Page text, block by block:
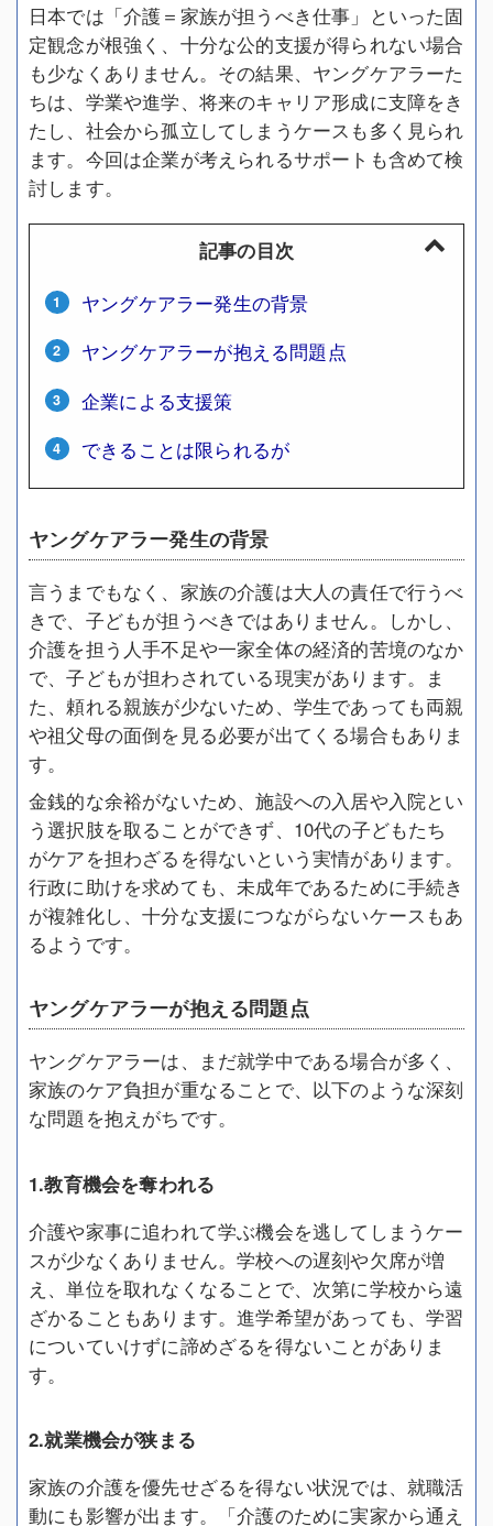
日本では「介護＝家族が担うべき仕事」といった固
定観念が根強く、十分な公的支援が得られない場合
も少なくありません。その結果、ヤングケアラーた
ちは、学業や進学、将来のキャリア形成に支障をき
たし、社会から孤立してしまうケースも多く見られ
ます。今回は企業が考えられるサポートも含めて検
討します。
記事の目次
ヤングケアラー発生の背景
ヤングケアラーが抱える問題点
企業による支援策
できることは限られるが
ヤングケアラー発生の背景
言うまでもなく、家族の介護は大人の責任で行うべ
きで、子どもが担うべきではありません。しかし、
介護を担う人手不足や一家全体の経済的苦境のなか
で、子どもが担わされている現実があります。ま
た、頼れる親族が少ないため、学生であっても両親
や祖父母の面倒を見る必要が出てくる場合もありま
す。
金銭的な余裕がないため、施設への入居や入院とい
う選択肢を取ることができず、10代の子どもたち
がケアを担わざるを得ないという実情があります。
行政に助けを求めても、未成年であるために手続き
が複雑化し、十分な支援につながらないケースもあ
るようです。
ヤングケアラーが抱える問題点
ヤングケアラーは、まだ就学中である場合が多く、
家族のケア負担が重なることで、以下のような深刻
な問題を抱えがちです。
1.教育機会を奪われる
介護や家事に追われて学ぶ機会を逃してしまうケー
スが少なくありません。学校への遅刻や欠席が増
え、単位を取れなくなることで、次第に学校から遠
ざかることもあります。進学希望があっても、学習
についていけずに諦めざるを得ないことがありま
す。
2.就業機会が狭まる
家族の介護を優先せざるを得ない状況では、就職活
動にも影響が出ます。「介護のために実家から通え